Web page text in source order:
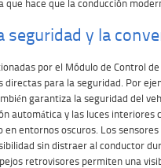
hace que la conducción
seguridad y la
por el Módulo de Control
para la seguridad. Por
garantiza la seguridad del
automática y las luces interiores
entornos oscuros. Los
sin distraer al conductor
retrovisores permiten una